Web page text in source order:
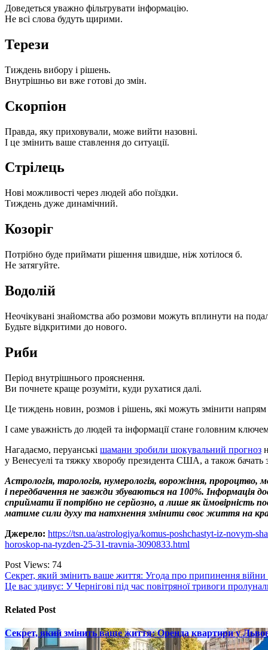
Доведеться уважно фільтрувати інформацію.
Не всі слова будуть щирими.
Терези
Тиждень вибору і рішень.
Внутрішньо ви вже готові до змін.
Скорпіон
Правда, яку приховували, може вийти назовні.
І це змінить ваше ставлення до ситуації.
Стрілець
Нові можливості через людей або поїздки.
Тиждень дуже динамічний.
Козоріг
Потрібно буде приймати рішення швидше, ніж хотілося б.
Не затягуйте.
Водолій
Неочікувані знайомства або розмови можуть вплинути на
Будьте відкритими до нового.
Риби
Період внутрішнього прояснення.
Ви почнете краще розуміти, куди рухатися далі.
Це тиждень новин, розмов і рішень, які можуть змінити напрям
І саме уважність до людей та інформації стане головним
Нагадаємо, перуанські шамани зробили шокувальний прогноз
у Венесуелі та тяжку хворобу президента США, а також бачать
Астрологія, тарологія, нумерологія, ворожіння, пророцтво,
і передбачення не завжди збуваються на 100%. Інформація
сприймати її потрібно не серйозно, а лише як
матиме сили духу та натхнення змінити своє життя на
Джерело: https://tsn.ua/astrologiya/komus-poshchastyt-iz-novym-
horoskop-na-tyzden-25-31-travnia-3090833.html
Post Views: 74
Навігація
записів
Секрет, який змінить ваше життя: Угода про припинення війни
Це вас здивує: У Чернігові під час повітряної тривоги
Related Post
Секрет, який змінить ваше життя: Оренда квартири у